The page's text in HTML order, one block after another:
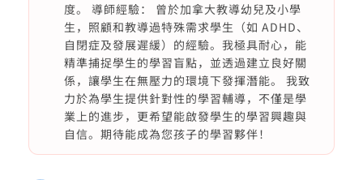
度。 導師經驗： 曾於加拿大教導幼兒及小學
生，照顧和教導過特殊需求學生（如 ADHD、
自閉症及發展遲緩）的經驗。我極具耐心，能
精準捕捉學生的學習盲點，並透過建立良好關
係，讓學生在無壓力的環境下發揮潛能。 我致
力於為學生提供針對性的學習輔導，不僅是學
業上的進步，更希望能啟發學生的學習興趣與
自信。期待能成為您孩子的學習夥伴！